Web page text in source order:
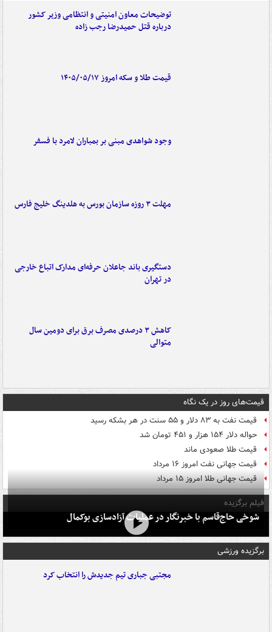
توضیحات معاون امنیتی و انتظامی وزیر کشور
درباره قتل حمیدرضا رجب زاده
قیمت طلا و سکه امروز ۱۴۰۵/۰۵/۱۷
وجود شواهدی مبنی بر بمباران لامرد با فسفر
مهلت ۳ روزه سازمان بورس به هلدینگ خلیج فارس
دستگیری باند جاعلان حرفه‌ای مدارک اتباع خارجی
در تهران
کاهش ۳ درصدی مصرف برق برای دومین سال
متوالی
قیمت‌های روز در یک نگاه
قیمت نفت به ۸۳ دلار و ۵۵ سنت در هر بشکه رسید
حواله دلار ۱۵۴ هزار و ۴۵۱ تومان شد
قیمت طلا صعودی ماند
قیمت جهانی نفت امروز ۱۶ مرداد
قیمت جهانی طلا امروز ۱۵ مرداد
فیلم برگزیده
شوخی حاج‌قاسم با خبرنگار در عملیات آزادسازی بوکمال
برگزیده ورزشی
مجتبی جباری تیم جدیدش را انتخاب کرد